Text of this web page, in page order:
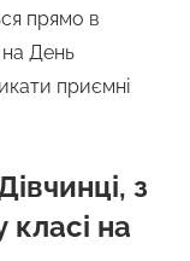
прямо в
День
приємні
з
на